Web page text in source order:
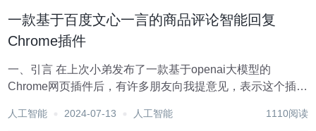
一款基于百度文心一言的商品评论智能回复
Chrome插件
一、引言 在上次小弟发布了一款基于openai大模型的
Chrome网页插件后，有许多朋友向我提意见，表示这个插件
了两个通宵，完成了一款基于百度文心一言大模型的网页插
人工智能 2024-07-13 人工智能 1110阅读